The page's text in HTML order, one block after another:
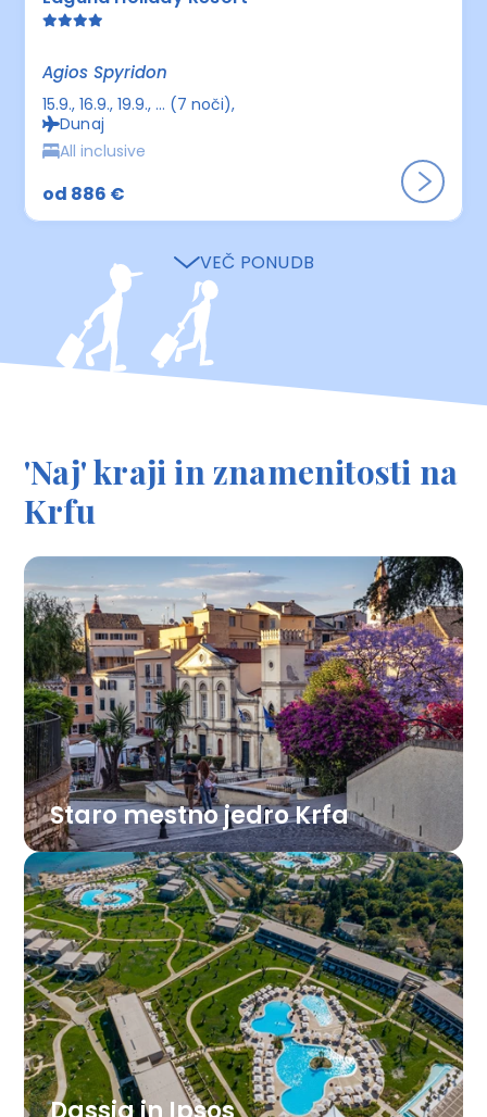
Agios Spyridon
15.9., 16.9., 19.9., ... (7 noči)
Dunaj
All inclusive
od 886 €
VEČ PONUDB
'Naj' kraji in znamenitosti na
Krfu
Staro mestno jedro Krfa
Pod Unescovo zaščito navdušuje z
benečanskimi palačami, pastelno
obarvanimi pročelji in ozkimi uličicami, kjer
se vrstijo kavarne, trgovinice in živahni trgi.